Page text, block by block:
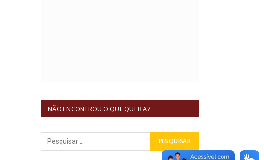
NÃO ENCONTROU O QUE QUERIA?